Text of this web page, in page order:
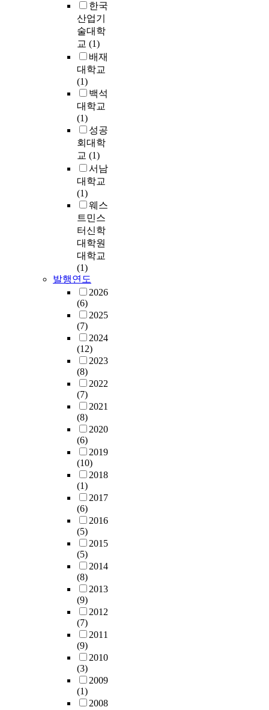
한국
산업기
술대학
교 (1)
배재
대학교
(1)
백석
대학교
(1)
성공
회대학
교 (1)
서남
대학교
(1)
웨스
트민스
터신학
대학원
대학교
(1)
발행연도
2026
(6)
2025
(7)
2024
(12)
2023
(8)
2022
(7)
2021
(8)
2020
(6)
2019
(10)
2018
(1)
2017
(6)
2016
(5)
2015
(5)
2014
(8)
2013
(9)
2012
(7)
2011
(9)
2010
(3)
2009
(1)
2008